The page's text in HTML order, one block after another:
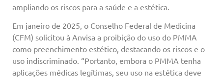
ampliando os riscos para a saúde e a estética.
Em janeiro de 2025, o Conselho Federal de Medicina
(CFM) solicitou à Anvisa a proibição do uso do PMMA
como preenchimento estético, destacando os riscos e o
uso indiscriminado. “Portanto, embora o PMMA tenha
aplicações médicas legítimas, seu uso na estética deve